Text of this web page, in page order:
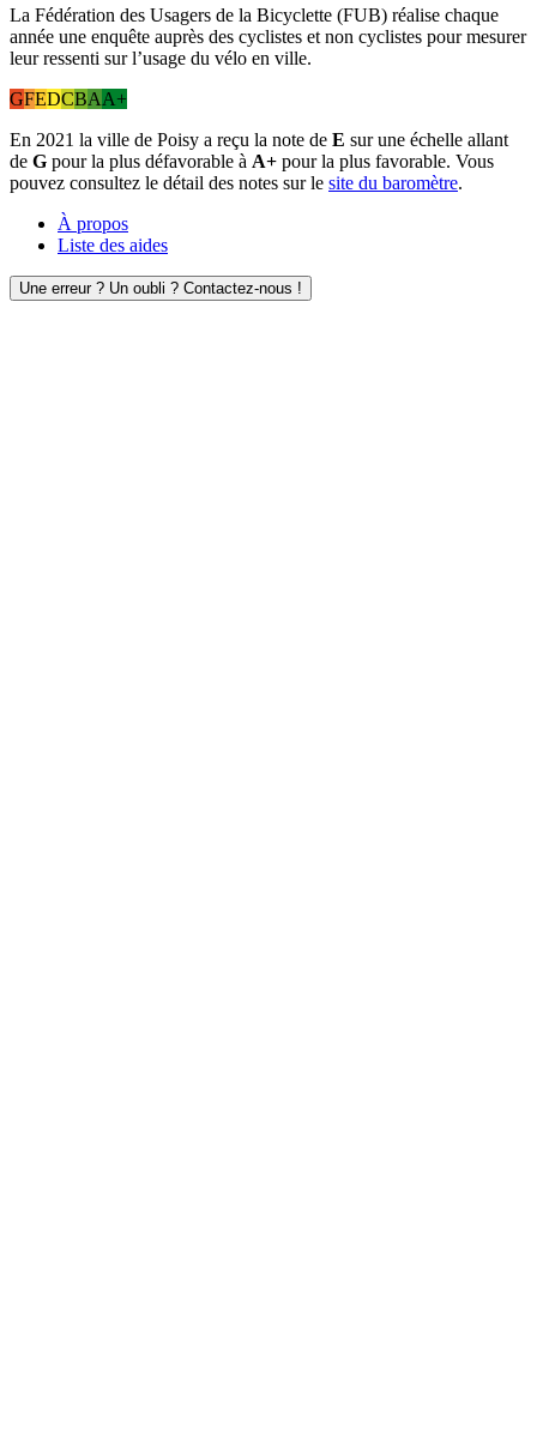
La Fédération des Usagers de la Bicyclette (FUB) réalise chaque
année une enquête auprès des cyclistes et non cyclistes pour mesurer
leur ressenti sur l’usage du vélo en ville.
GFEDCBAA+
En 2021 la ville de Poisy a reçu la note de E sur une échelle allant
de G pour la plus défavorable à A+ pour la plus favorable. Vous
pouvez consultez le détail des notes sur le site du baromètre.
À propos
Liste des aides
Une erreur ? Un oubli ? Contactez-nous !